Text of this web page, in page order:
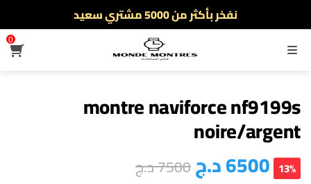
نفخر بأكثر من 5000 مشتري سعيد
أطلب الآن والدفع فقط عند استلام المنتج
القائمة
0
montre naviforce nf9199s
noire/argent
6500د.ج7500د.ج 13%